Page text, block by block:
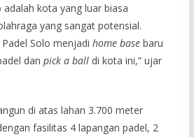
adalah kota yang luar biasa
yang sangat potensial.
Solo menjadi home base baru
dan pick a balldi kota ini,” ujar
di atas lahan 3.700 meter
fasilitas 4 lapangan padel, 2